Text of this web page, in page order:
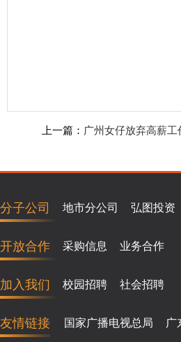
上一篇： 广州女仔放弃高薪
分子公司 地市分公司 弘图投资
开放合作 采购信息 业务合作
加入我们 校园招聘 社会招聘
友情链接 国家广播电视总局 广